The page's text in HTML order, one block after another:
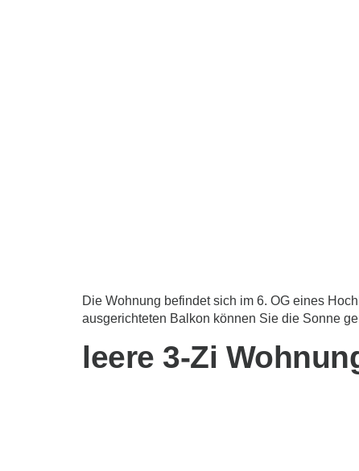
Die Wohnung befindet sich im 6. OG eines
ausgerichteten Balkon können Sie die Sonne
leere 3-Zi